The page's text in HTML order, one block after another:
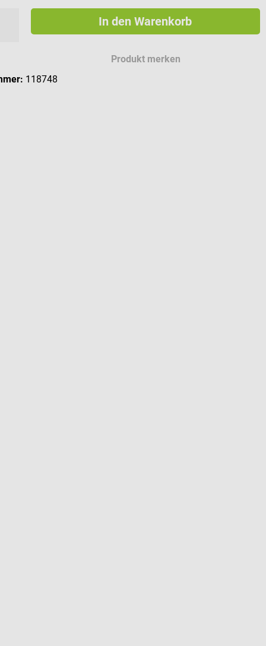
In den Warenkorb
Produkt merken
118748